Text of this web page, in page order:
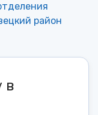
район
в